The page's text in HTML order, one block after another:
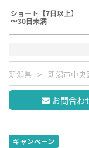
ショート【7日以上】
～30日未満
新潟県 新潟市中央
お問合わ
キャンペーン